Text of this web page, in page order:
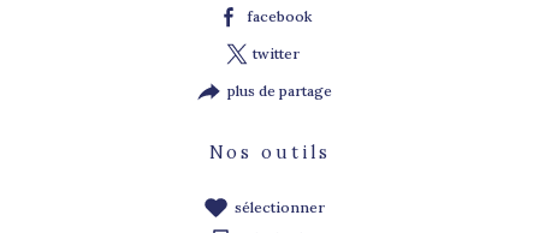
facebook
twitter
plus de partage
Nos outils
sélectionner